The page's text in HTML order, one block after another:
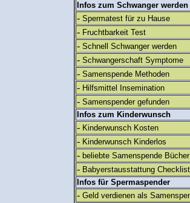
Infos zum Schwanger werden
- Spermatest für zu Hause
- Fruchtbarkeit Test
- Schnell Schwanger werden
- Schwangerschaft Symptome
- Samenspende Methoden
- Hilfsmittel Insemination
- Samenspender gefunden
Infos zum Kinderwunsch
- Kinderwunsch Kosten
- Kinderwunsch Kinderlos
- beliebte Samenspende Bücher
- Babyerstausstattung
Infos für Spermaspender
- Geld verdienen als